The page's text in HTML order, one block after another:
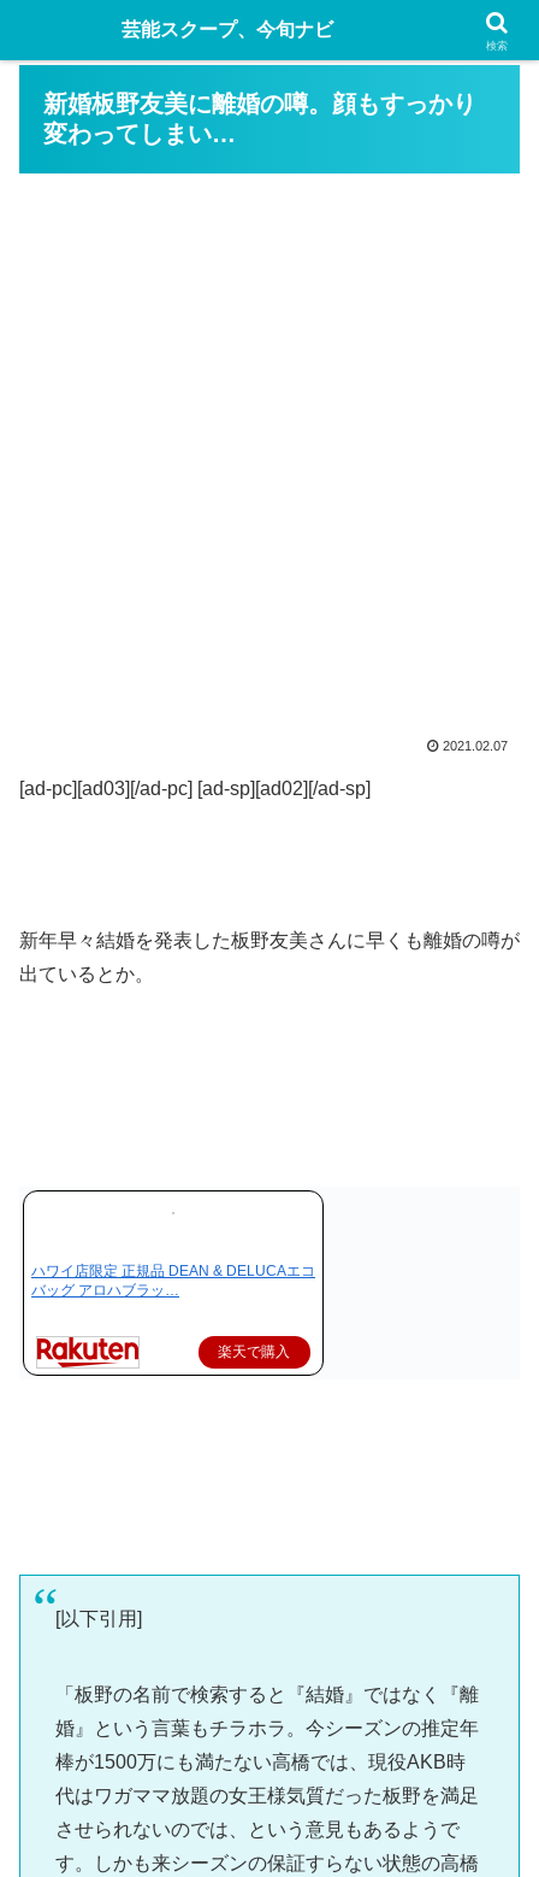
新婚板野友美に離婚の噂。顔もすっかり
変わってしまい…
2021.02.07
[ad-pc][ad03][/ad-pc] [ad-sp][ad02][/ad-sp]
新年早々結婚を発表した板野友美さんに早くも離婚の噂が
出ているとか。
ハワイ店限定 正規品 DEAN & DELUCAエコ
バッグ アロハブラッ…
楽天で購入
[以下引用]
「板野の名前で検索すると『結婚』ではなく『離
婚』という言葉もチラホラ。今シーズンの推定年
棒が1500万にも満たない高橋では、現役AKB時
代はワガママ放題の女王様気質だった板野を満足
させられないのでは、という意見もあるようで
す。しかも来シーズンの保証すらない状態の高橋
芸能スクープ、今旬ナビ
検索